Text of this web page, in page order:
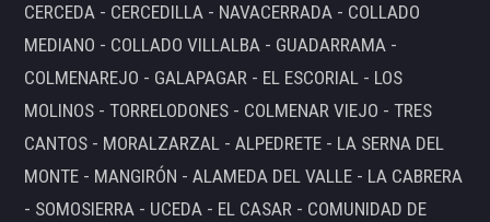
CERCEDA - CERCEDILLA - NAVACERRADA - COLLADO
MEDIANO - COLLADO VILLALBA - GUADARRAMA -
COLMENAREJO - GALAPAGAR - EL ESCORIAL - LOS
MOLINOS - TORRELODONES - COLMENAR VIEJO - TRES
CANTOS - MORALZARZAL - ALPEDRETE - LA SERNA DEL
MONTE - MANGIRÓN - ALAMEDA DEL VALLE - LA CABRERA
- SOMOSIERRA - UCEDA - EL CASAR - COMUNIDAD DE